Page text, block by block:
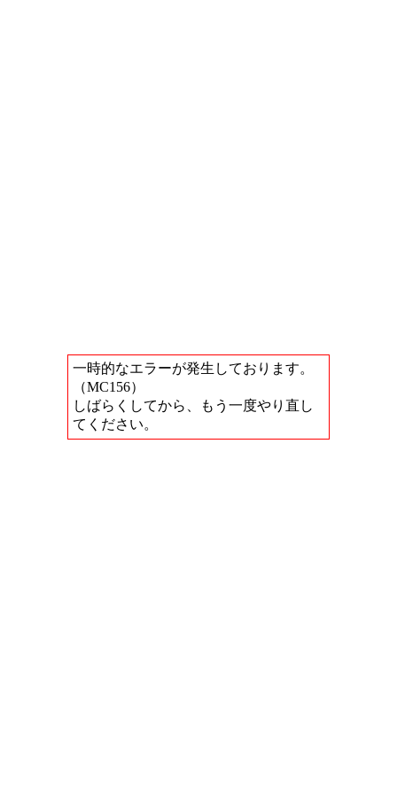
一時的なエラーが発生しております。
（MC156）
しばらくしてから、もう一度やり直し
てください。